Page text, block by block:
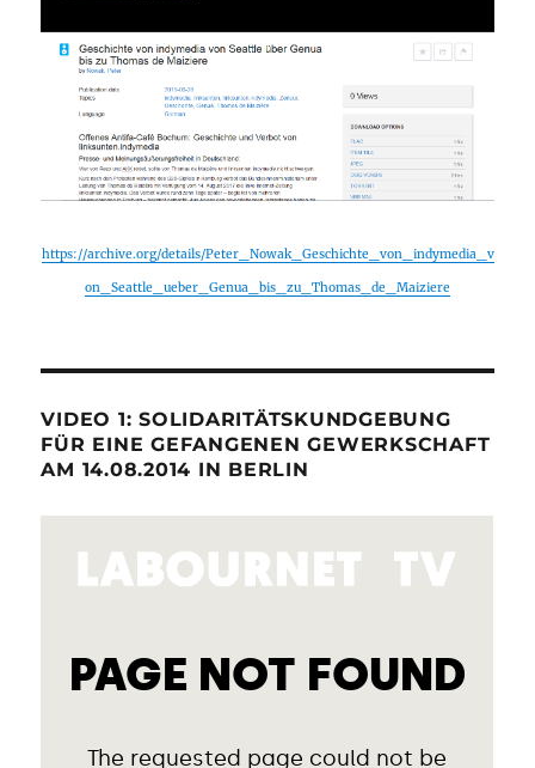
https://archive.org/details/Peter_Nowak_Geschichte_von_indymedia_v
on_Seattle_ueber_Genua_bis_zu_Thomas_de_Maiziere
VIDEO 1: SOLIDARITÄTSKUNDGEBUNG
FÜR EINE GEFANGENEN GEWERKSCHAFT
AM 14.08.2014 IN BERLIN